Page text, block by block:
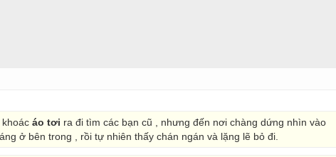
áo tơi ra đi tìm các bạn cũ , nhưng đến nơi chàng dứng nhìn vào
ở bên trong , rồi tự nhiên thấy chán ngán và lặng lẽ bỏ đi.